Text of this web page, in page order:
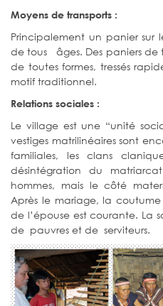
Moyens de transports :
Principalement un panier sur
de tous âges. Des paniers de
de toutes formes, tressés
motif traditionnel.
Relations sociales :
Le village est une “unité
vestiges matrilinéaires sont
familiales, les clans
désintégration du
hommes, mais le côté
Après le mariage, la
de l’épouse est courante. La
de pauvres et de serviteurs.